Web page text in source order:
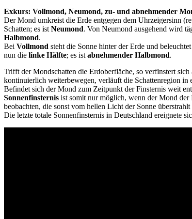
Exkurs: Vollmond, Neumond, zu- und abnehmender
Der Mond umkreist die Erde entgegen dem Uhrzeigersinn
Schatten; es ist Neumond. Von Neumond ausgehend wird
Halbmond.
Bei Vollmond steht die Sonne hinter der Erde und
nun die linke Hälfte; es ist abnehmender Halbmond.
Trifft der Mondschatten die Erdoberfläche, so verfinstert
kontinuierlich weiterbewegen, verläuft die Schattenregion in
Befindet sich der Mond zum Zeitpunkt der Finsternis weit
Sonnenfinsternis ist somit nur möglich, wenn der Mond der
beobachten, die sonst vom hellen Licht der Sonne
Die letzte totale Sonnenfinsternis in Deutschland ereignete